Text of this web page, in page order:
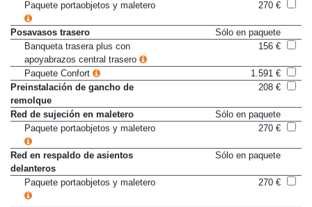
del acompañante
Paquete portaobjetos y maletero
Posavasos trasero
Sólo en paquete
Banqueta trasera plus con
apoyabrazos central trasero
Paquete Confort
1.591 €
Preinstalación de gancho de
remolque
Red de sujeción en maletero
Sólo en paquete
Paquete portaobjetos y maletero
Red en respaldo de asientos
delanteros
Paquete portaobjetos y maletero